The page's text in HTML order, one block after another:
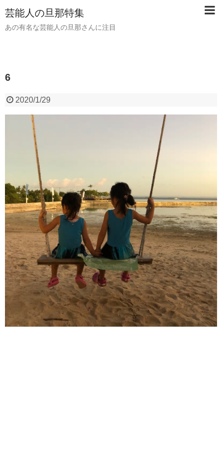
芸能人の旦那特集
あの有名な芸能人の旦那さんに注目
6
2020/1/29